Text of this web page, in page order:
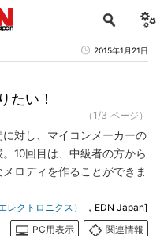
2015年1月21日
たい！
（1/3 ページ）
対し、マイコンメーカーの
10回目は、中級者の方から
ロディを作ることができま
レクトロニクス）
，EDN Japan]
PC用表示
関連情報